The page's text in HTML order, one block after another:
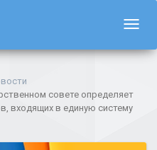
совете определяет
входящих в единую систему